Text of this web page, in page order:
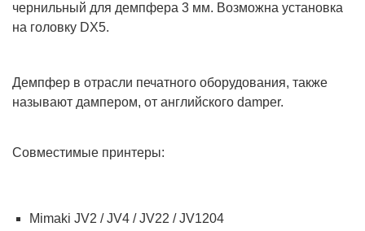
чернильный для демпфера 3 мм. Возможна установка
на головку DX5.
Демпфер в отрасли печатного оборудования, также
называют дампером, от английского damper.
Совместимые принтеры:
Mimaki JV2 / JV4 / JV22 / JV1204